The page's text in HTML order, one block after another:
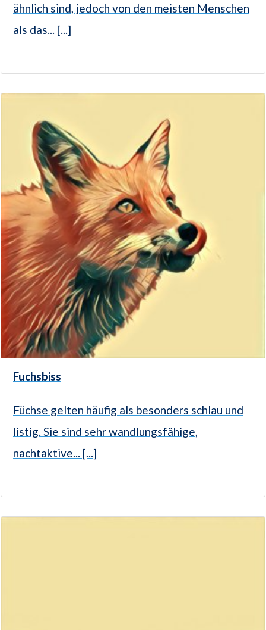
ähnlich sind, jedoch von den meisten Menschen
als das... [...]
Fuchsbiss
Füchse gelten häufig als besonders schlau und
listig. Sie sind sehr wandlungsfähige,
nachtaktive... [...]